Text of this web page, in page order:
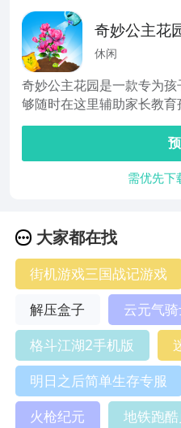
奇妙公主花
休闲
奇妙公主花园是一款专为
够随时在这里辅助家长教
需优先下
大家都在找
街机游戏三国战记游戏
解压盒子
云元气
格斗江湖2手机版
明日之后简单生存专服
火枪纪元
地铁跑